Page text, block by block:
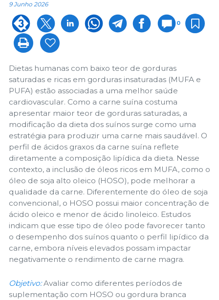
9 Junho 2026
0
Dietas humanas com baixo teor de gorduras
saturadas e ricas em gorduras insaturadas (MUFA e
PUFA) estão associadas a uma melhor saúde
cardiovascular. Como a carne suína costuma
apresentar maior teor de gorduras saturadas, a
modificação da dieta dos suínos surge como uma
estratégia para produzir uma carne mais saudável. O
perfil de ácidos graxos da carne suína reflete
diretamente a composição lipídica da dieta. Nesse
contexto, a inclusão de óleos ricos em MUFA, como o
óleo de soja alto oleico (HOSO), pode melhorar a
qualidade da carne. Diferentemente do óleo de soja
convencional, o HOSO possui maior concentração de
ácido oleico e menor de ácido linoleico. Estudos
indicam que esse tipo de óleo pode favorecer tanto
o desempenho dos suínos quanto o perfil lipídico da
carne, embora níveis elevados possam impactar
negativamente o rendimento de carne magra.
Objetivo:Avaliar como diferentes períodos de
suplementação com HOSO ou gordura branca